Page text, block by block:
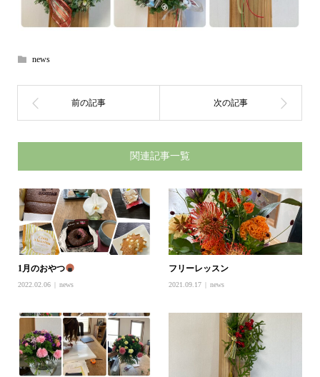
news
関連記事一覧
1月のおやつ
2022.02.06 news
フリーレッスン
2021.09.17 news